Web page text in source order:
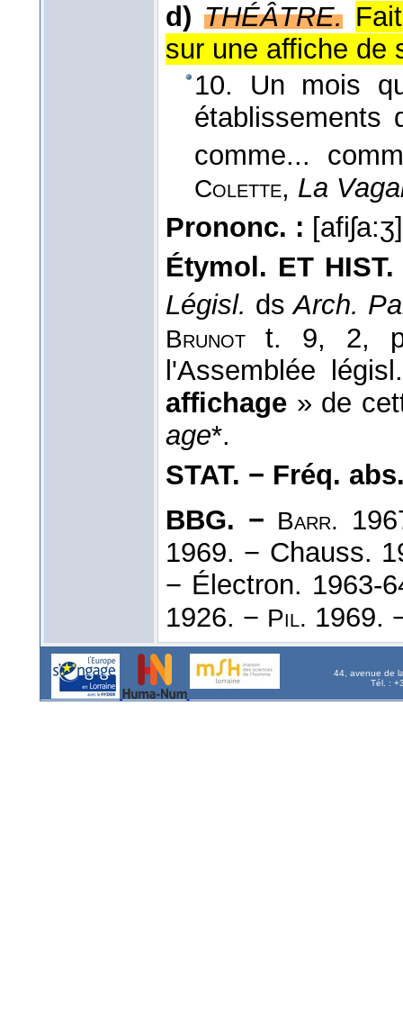
d) THÉÂTRE.
sur une affiche de
10. Un mois
comme...
Colette, La
Prononc. :
Étymol. ET HIST.
Législ. dsArch.
Brunot t. 9, 2,
l'Assemblée
affichage » de
age*.
STAT. − Fréq.
BBG. − Barr.
1969. − Chauss.
− Électron. 1963-
1926. − Pil. 1969.
44, avenue de
Tél. :